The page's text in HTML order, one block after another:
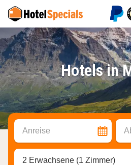
Hotels in
Anreise
2 Erwachsene (1 Zimmer)